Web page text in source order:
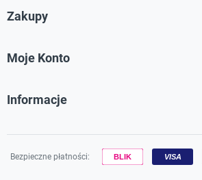
Zakupy
Moje Konto
Informacje
Bezpieczne płatności: